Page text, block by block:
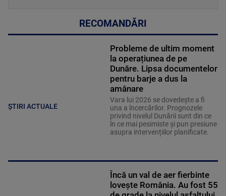
RECOMANDĂRI
ȘTIRI ACTUALE
Probleme de ultim moment
la operațiunea de pe
Dunăre. Lipsa documentelor
pentru barje a dus la
amânare
Vara lui 2026 se dovedește a fi
una a încercărilor. Prognozele
privind nivelul Dunării sunt din ce
în ce mai pesimiste și pun presiune
asupra intervențiilor planificate.
Încă un val de aer fierbinte
lovește România. Au fost 55